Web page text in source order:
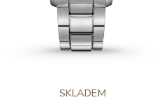
SKLADEM